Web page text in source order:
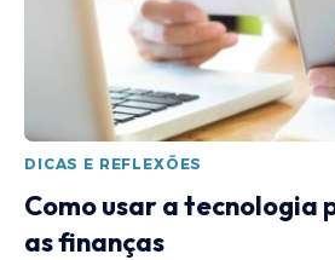
DICAS E REFLEXÕES
Como usar a tecnologia
as finanças